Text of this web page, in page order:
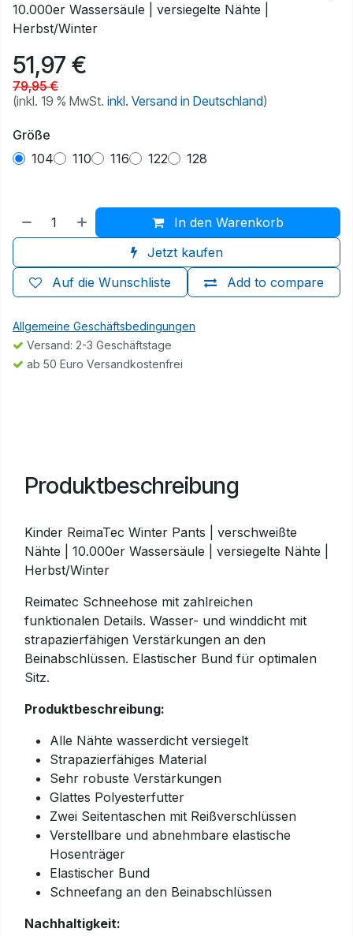
10.000er Wassersäule | versiegelte Nähte |
Herbst/Winter
51,97 €
79,95€
(inkl. 19 % MwSt. inkl. Versand in Deutschland)
Größe
104
110 116 122 128
In den Warenkorb
Jetzt kaufen
Add to compare
Auf die Wunschliste
Allgemeine Geschäftsbedingungen
Versand: 2-3 Geschäftstage
ab 50 Euro Versandkostenfrei
Produktbeschreibung
Kinder ReimaTec Winter Pants | verschweißte
Nähte | 10.000er Wassersäule | versiegelte Nähte |
Herbst/Winter
Reimatec Schneehose mit zahlreichen
funktionalen Details. Wasser- und winddicht mit
strapazierfähigen Verstärkungen an den
Beinabschlüssen. Elastischer Bund für optimalen
Sitz.
Produktbeschreibung:
Alle Nähte wasserdicht versiegelt
Strapazierfähiges Material
Sehr robuste Verstärkungen
Glattes Polyesterfutter
Zwei Seitentaschen mit Reißverschlüssen
Verstellbare und abnehmbare elastische
Hosenträger
Elastischer Bund
Schneefang an den Beinabschlüssen
Nachhaltigkeit: